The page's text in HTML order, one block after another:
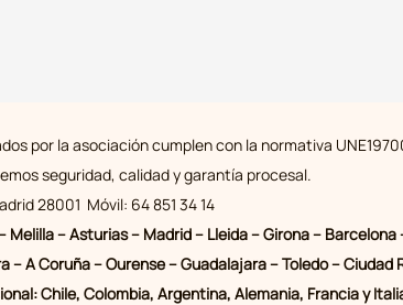
por la asociación cumplen con la normativa
seguridad, calidad y garantía procesal.
28001 Móvil: 64 851 34 14
– Asturias – Madrid – Lleida – Girona –
A Coruña – Ourense – Guadalajara – Toledo –
Chile, Colombia, Argentina, Alemania, Francia y